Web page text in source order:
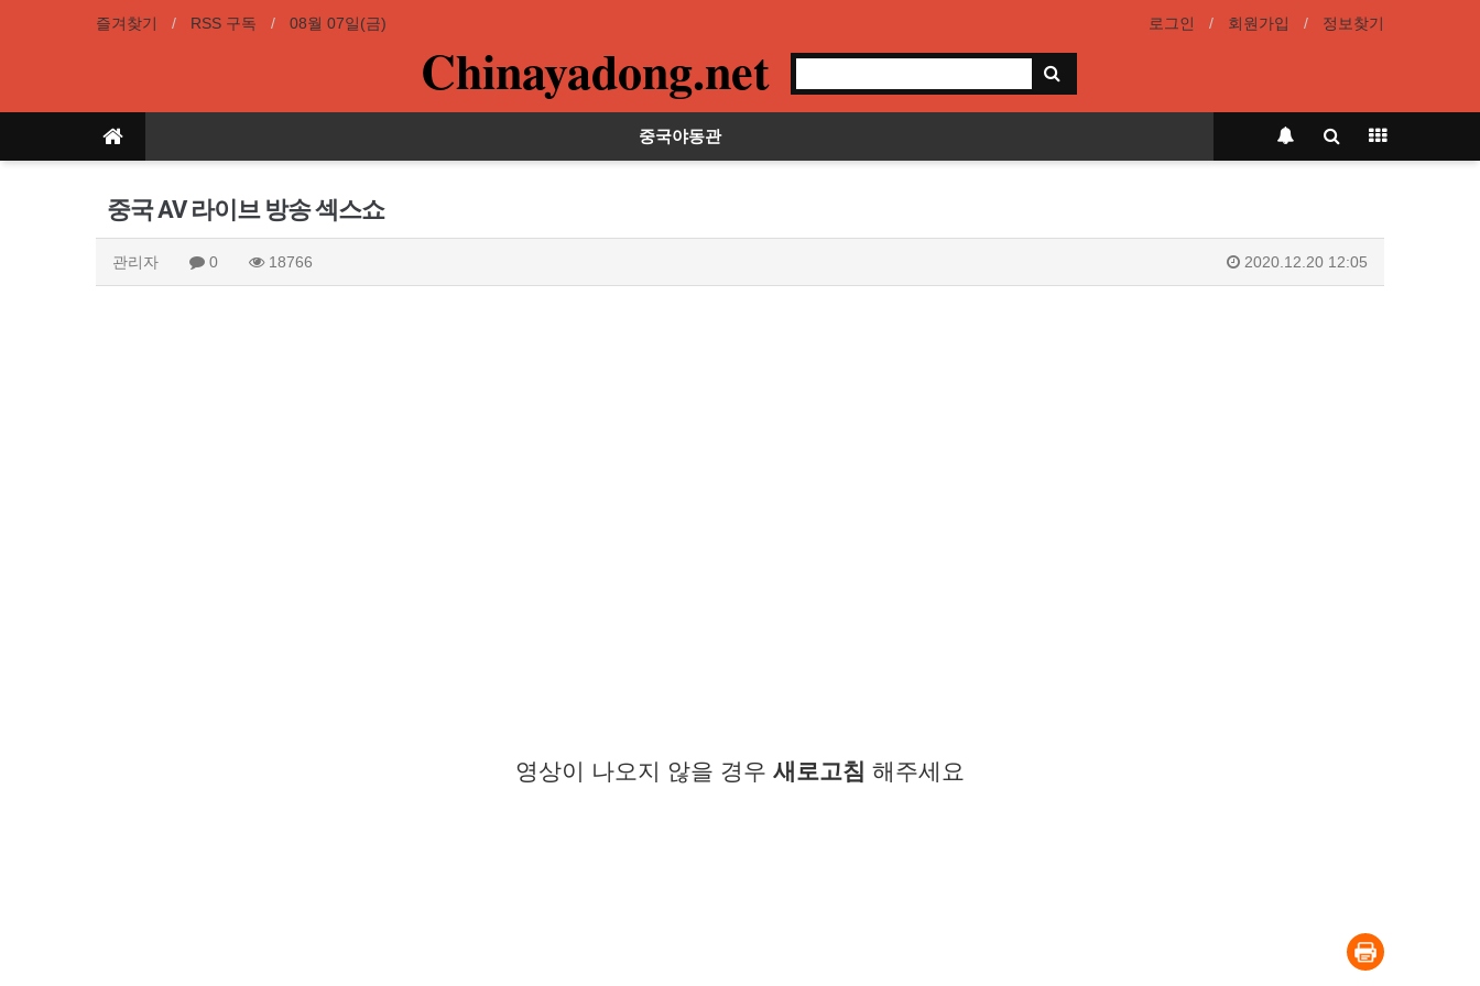
즐겨찾기 RSS 구독 08월 07일(금) 로그인 회원가입 정보찾기
Chinayadong.net
중국야동관
중국 AV 라이브 방송 섹스쇼
관리자 0 18766 2020.12.20 12:05
영상이 나오지 않을 경우 새로고침 해주세요